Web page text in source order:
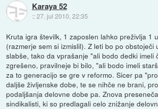
Karaya 52
::27. jul 2010, 22:35
Kruta igra številk, 1 zaposlen lahko preživlja 1
(razmerje sem si izmislil). Z leti bo po obstoječi
slabše, tako da vprašanje "ali bodo dedki imeli
zgrešeno, pravilneje bi bilo, "ali bodo imeli
za to generacijo se gre v reformo. Sicer pa
daljše življenske dobe, te se nihče ne brani,
podaljšanja delovne dobe pa. Znova
sindikalisti, ki so predlagali celo znižanje